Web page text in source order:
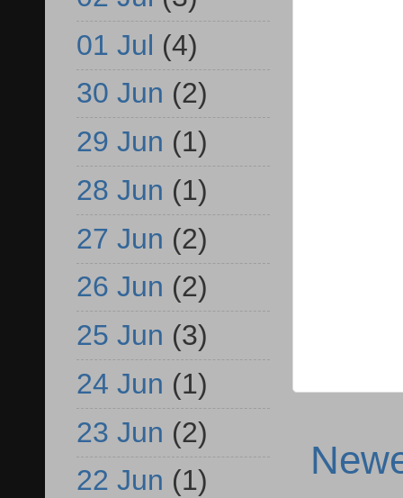
01 Jul (4)
30 Jun (2)
29 Jun (1)
28 Jun (1)
27 Jun (2)
26 Jun (2)
25 Jun (3)
24 Jun (1)
23 Jun (2)
22 Jun (1)